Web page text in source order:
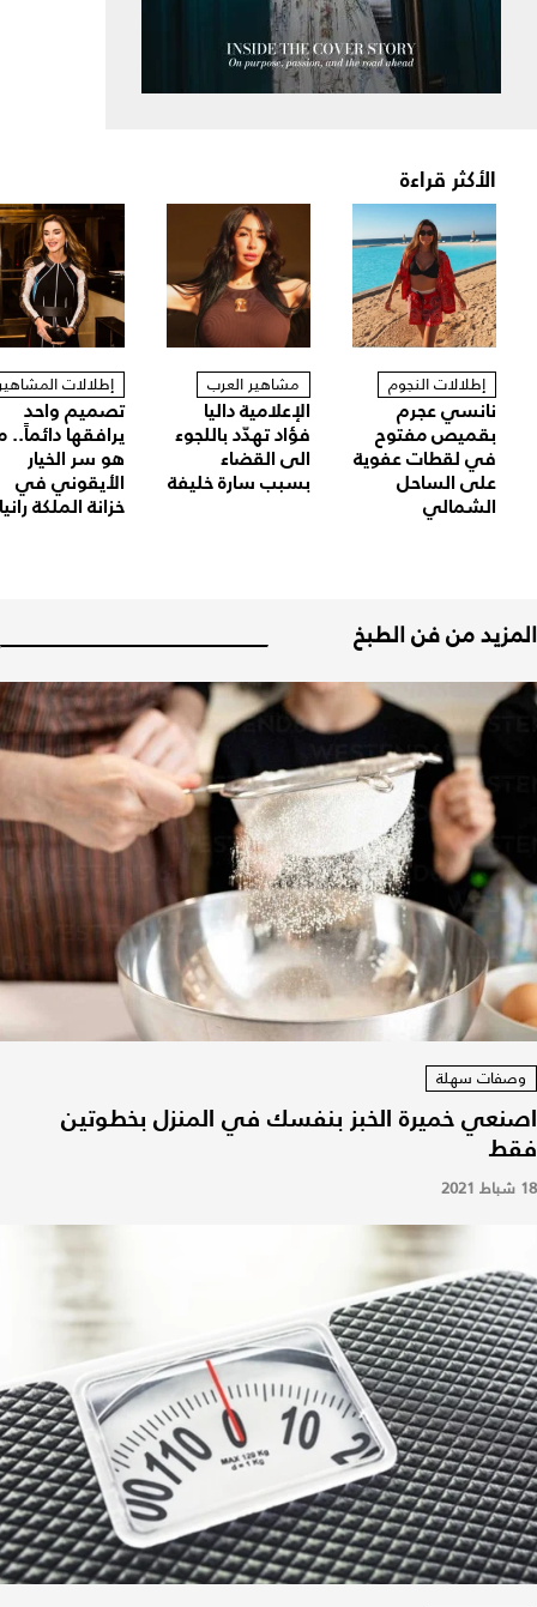
الأكثر قراءة
إطلالات النجوم
نانسي عجرم
بقميص مفتوح
في لقطات عفوية
على الساحل
الشمالي
مشاهير العرب
الإعلامية داليا
فؤاد تهدّد باللجوء
الى القضاء
بسبب سارة خليفة
إطلالات
تصميم واحد
يرافقها دائماً..
هو سر الخيار
الأيقوني في
خزانة الملكة
المزيد من فن الطبخ
وصفات سهلة
اصنعي خميرة الخبز بنفسك في المنزل بخطوتين
فقط
18 شباط 2021